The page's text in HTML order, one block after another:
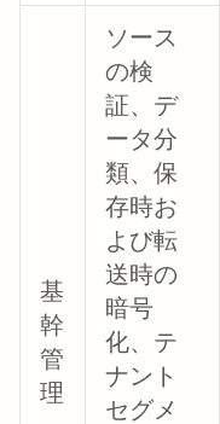
基
幹
管
理
ソース
の検
証、デ
ータ分
類、保
存時お
よび転
送時の
暗号
化、テ
ナント
セグメ